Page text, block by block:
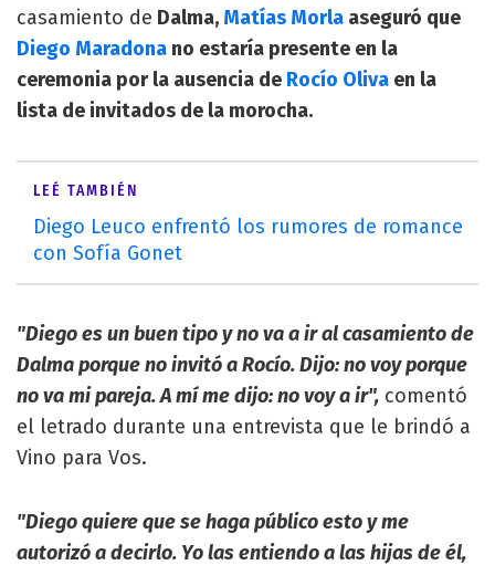
casamiento de Dalma, Matías Morla aseguró que
Diego Maradona no estaría presente en la
ceremonia por la ausencia de Rocío Oliva en la
lista de invitados de la morocha.
LEÉ TAMBIÉN
Diego Leuco enfrentó los rumores de romance
con Sofía Gonet
"Diego es un buen tipo y no va a ir al casamiento de
Dalma porque no invitó a Rocío. Dijo: no voy porque
no va mi pareja. A mí me dijo: no voy a ir", comentó
el letrado durante una entrevista que le brindó a
Vino para Vos.
"Diego quiere que se haga público esto y me
autorizó a decirlo. Yo las entiendo a las hijas de él,